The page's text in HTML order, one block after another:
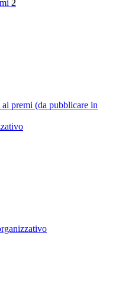
2
premi (da pubblicare in